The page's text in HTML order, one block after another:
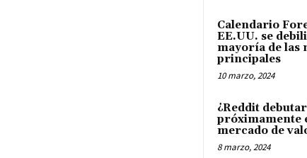
Calendario
EE.UU. se
mayoría de las
principales
10 marzo, 2024
¿Reddit
próximamente
mercado de
8 marzo, 2024